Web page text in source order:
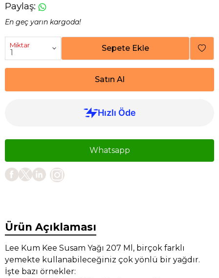
Paylaş:
En geç yarın kargoda!
Miktar Sepete Ekle
Satın Al
Whatsapp
Ürün Açıklaması
Lee Kum Kee Susam Yağı 207 Ml, birçok farklı
yemekte kullanabileceğiniz çok yönlü bir yağdır.
İşte bazı örnekler: